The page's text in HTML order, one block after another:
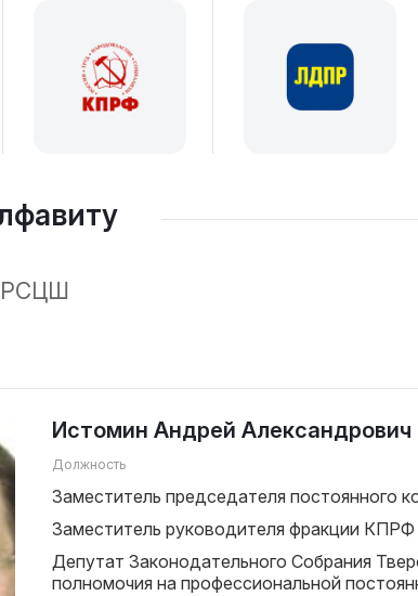
РСЦШ
Истомин Андрей Александрович
Должность
Заместитель председателя постоянного
Заместитель руководителя фракции КПРФ
Депутат Законодательного Собрания
полномочия на профессиональной